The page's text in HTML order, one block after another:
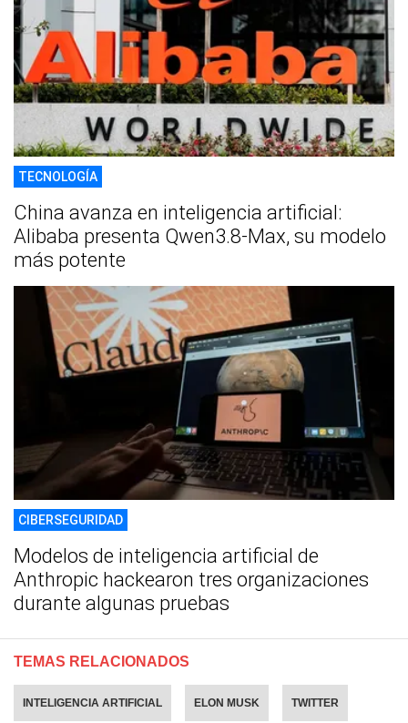
TECNOLOGÍA
China avanza en inteligencia artificial:
Alibaba presenta Qwen3.8-Max, su modelo
más potente
CIBERSEGURIDAD
Modelos de inteligencia artificial de
Anthropic hackearon tres organizaciones
durante algunas pruebas
TEMAS RELACIONADOS
INTELIGENCIA ARTIFICIAL ELON MUSK TWITTER